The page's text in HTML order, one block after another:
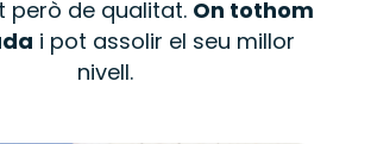
però de qualitat. On tothom
i pot assolir el seu millor
nivell.